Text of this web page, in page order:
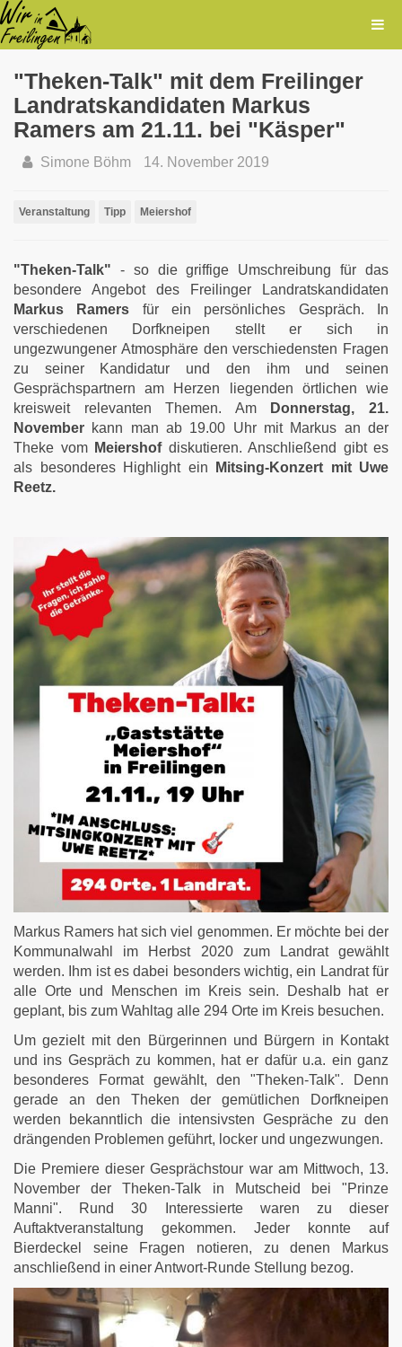
"Theken-Talk" mit dem Freilinger
Landratskandidaten Markus
Ramers am 21.11. bei "Käsper"
Simone Böhm 14. November 2019
Veranstaltung Tipp Meiershof
"Theken-Talk" - so die griffige Umschreibung für das
besondere Angebot des Freilinger Landratskandidaten
Markus Ramers für ein persönliches Gespräch. In
verschiedenen Dorfkneipen stellt er sich in
ungezwungener Atmosphäre den verschiedensten Fragen
zu seiner Kandidatur und den ihm und seinen
Gesprächspartnern am Herzen liegenden örtlichen wie
kreisweit relevanten Themen. Am
Donnerstag, 21.
November kann man ab 19.00 Uhr mit Markus an der
Theke vom Meiershofdiskutieren. Anschließend gibt es
als besonderes Highlight ein
Mitsing-Konzert mit Uwe
Reetz.
Markus Ramers hat sich viel genommen. Er möchte bei der
Kommunalwahl im Herbst 2020 zum Landrat gewählt
werden. Ihm ist es dabei besonders wichtig, ein Landrat für
alle Orte und Menschen im Kreis sein. Deshalb hat er
geplant, bis zum Wahltag alle 294 Orte im Kreis besuchen.
Um gezielt mit den Bürgerinnen und Bürgern in Kontakt
und ins Gespräch zu kommen, hat er dafür u.a. ein ganz
besonderes Format gewählt, den "Theken-Talk". Denn
gerade an den Theken der gemütlichen Dorfkneipen
werden bekanntlich die intensivsten Gespräche zu den
drängenden Problemen geführt, locker und ungezwungen.
Die Premiere dieser Gesprächstour war am Mittwoch, 13.
November der Theken-Talk in Mutscheid bei "Prinze
Manni". Rund 30 Interessierte waren zu dieser
Auftaktveranstaltung gekommen. Jeder konnte auf
Bierdeckel seine Fragen notieren, zu denen Markus
anschließend in einer Antwort-Runde Stellung bezog.